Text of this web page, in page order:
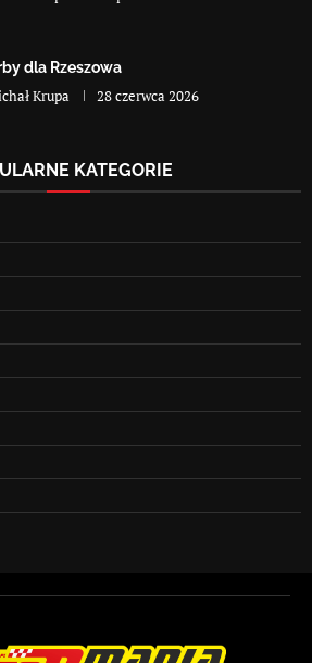
dla Rzeszowa
Krupa 28 czerwca 2026
KATEGORIE